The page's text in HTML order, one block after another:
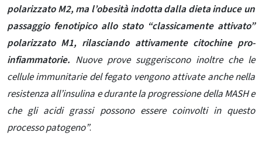
polarizzato M2, ma l’obesità indotta dalla dieta induce un
passaggio fenotipico allo stato “classicamente attivato”
polarizzato M1, rilasciando attivamente citochine pro-
infiammatorie. Nuove prove suggeriscono inoltre che le
cellule immunitarie del fegato vengono attivate anche nella
resistenza all’insulina e durante la progressione della MASH e
che gli acidi grassi possono essere coinvolti in questo
processo patogeno”.